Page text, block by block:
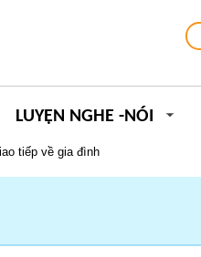
LUYỆN NGHE -NÓI
tiếp về gia đình